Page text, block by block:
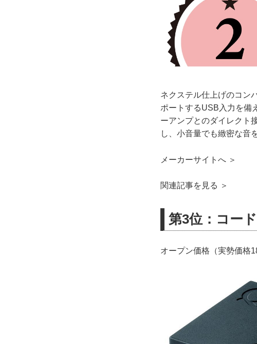
ネクステル仕上げのコン
ポートするUSB入力を備
ーアンプとのダイレクト
し、小音量でも緻密な音
メーカーサイトへ ＞
関連記事を見る ＞
第3位：コー
オープン価格（実勢価格